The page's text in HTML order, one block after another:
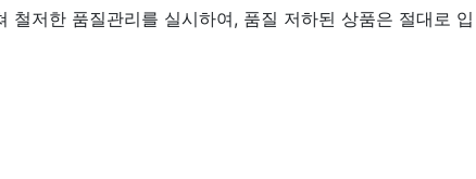
저한 품질관리를 실시하여, 품질 저하된 상품은 절대로 입